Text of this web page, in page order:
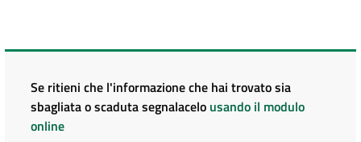
Se ritieni che l'informazione che hai trovato sia
sbagliata o scaduta segnalacelo usando il modulo
online